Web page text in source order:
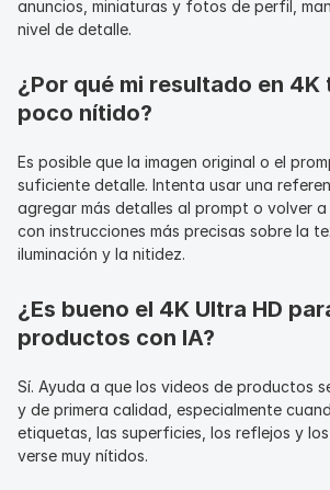
anuncios, miniaturas y fotos de perfil,
nivel de detalle.
¿Por qué mi resultado en
poco nítido?
Es posible que la imagen original o el
suficiente detalle. Intenta usar una
agregar más detalles al prompt o volver a
con instrucciones más precisas sobre la
iluminación y la nitidez.
¿Es bueno el 4K Ultra HD
productos con IA?
Sí. Ayuda a que los videos de productos
y de primera calidad, especialmente
etiquetas, las superficies, los reflejos y
verse muy nítidos.